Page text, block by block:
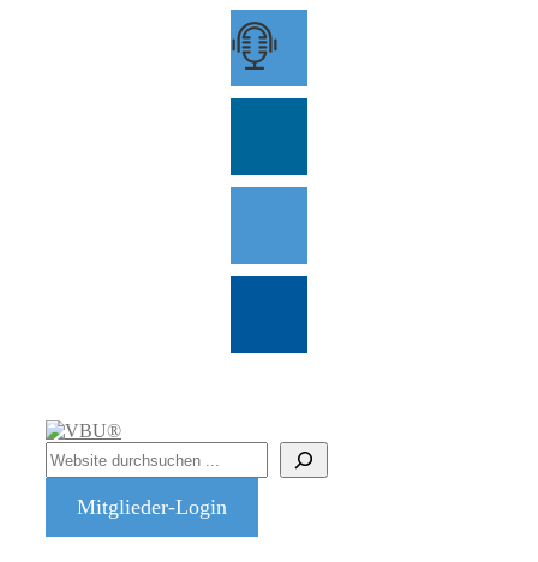
Suchen
Mitglieder-Login